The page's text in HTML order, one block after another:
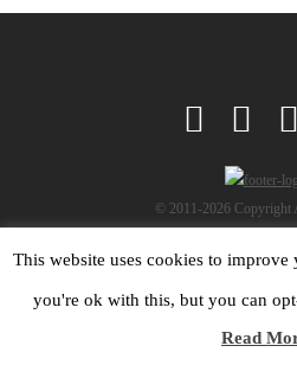
© 2011-2026 Copyright
This website uses cookies to improve
you're ok with this, but you can
Read